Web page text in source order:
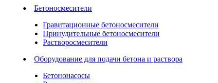
Бетоносмесители
Гравитационные бетоносмесители
Принудительные бетоносмесители
Растворосмесители
Оборудование для подачи бетона и раствора
Бетононасосы